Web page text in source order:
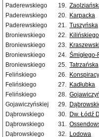
Paderewskiego 19.
Paderewskiego
20. Karpacka
Paderewskiego
21. Tuszyńska
Broniewskiego
22. Kilińskiego
Broniewskiego
23.
Broniewskiego
24.
Broniewskiego
25. Tatrzańska
Felińskiego
26.
Felińskiego
27. Kadłubka
Felińskiego
28.
Gojawiczyńskiej
29.
Dąbrowskiego
30. Dw. Łódź
Dąbrowskiego
31.
Dąbrowskiego
32. Lodowa